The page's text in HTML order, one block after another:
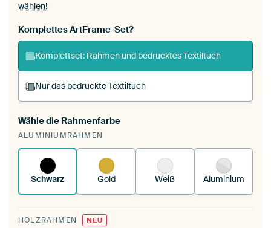
wählen!
Komplettes ArtFrame-Set?
Komplettset: Rahmen und bedrucktes Textiltuch
Nur das bedruckte Textiltuch
Du spannst einen wechselbaren Textiltuch in
deinen vorhandenen ArtFrame™.
funktioniert es.
Wähle die Rahmenfarbe
ALUMINIUMRAHMEN
Schwarz Gold Weiß Aluminium
HOLZRAHMEN NEU